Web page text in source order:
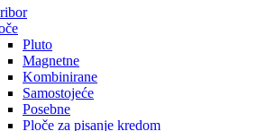
Pluto
Magnetne
Kombinirane
Samostojeće
Posebne
Ploče za pisanje kredom